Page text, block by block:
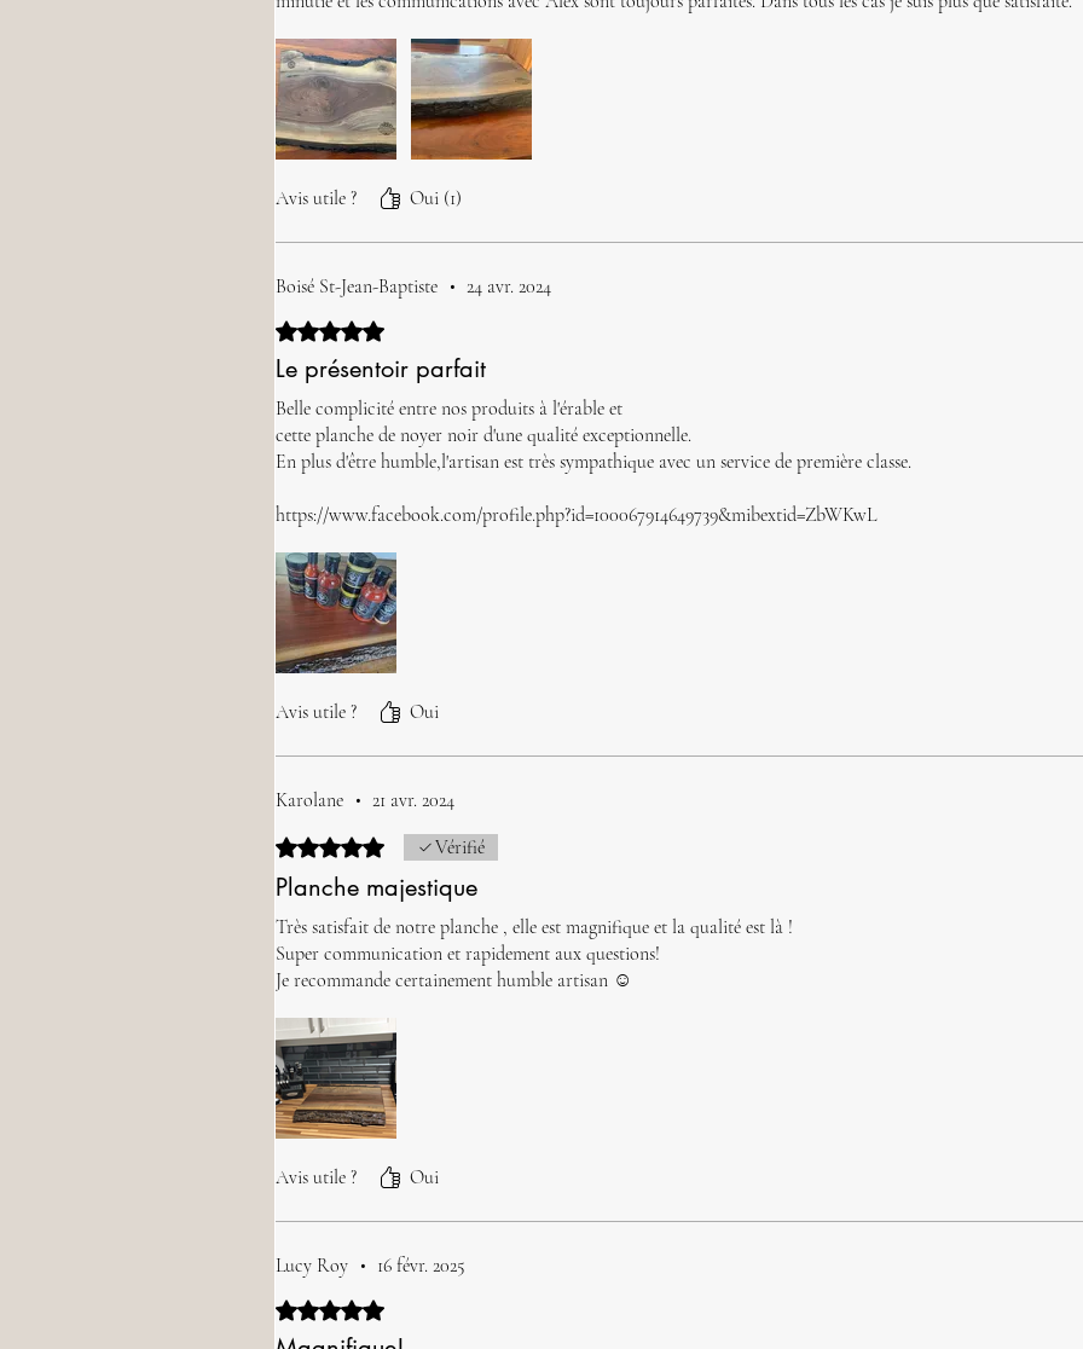
Avis utile ? Oui (1)
Boisé St-Jean-Baptiste • 24 avr. 2024
Noté 5 sur 5.
Le présentoir parfait
Belle complicité entre nos produits à l'érable et
cette planche de noyer noir d'une qualité exceptionnelle.
En plus d'être humble,l'artisan est très sympathique avec un service de première classe.
https://www.facebook.com/profile.php?id=100067914649739&mibextid=ZbWKwL
Avis utile ? Oui
Karolane • 21 avr. 2024
Noté 5 sur 5. Vérifié
Planche majestique
Très satisfait de notre planche , elle est magnifique et la qualité est là !
Super communication et rapidement aux questions!
Je recommande certainement humble artisan ☺️
Avis utile ? Oui
Lucy Roy • 16 févr. 2025
Noté 5 sur 5.